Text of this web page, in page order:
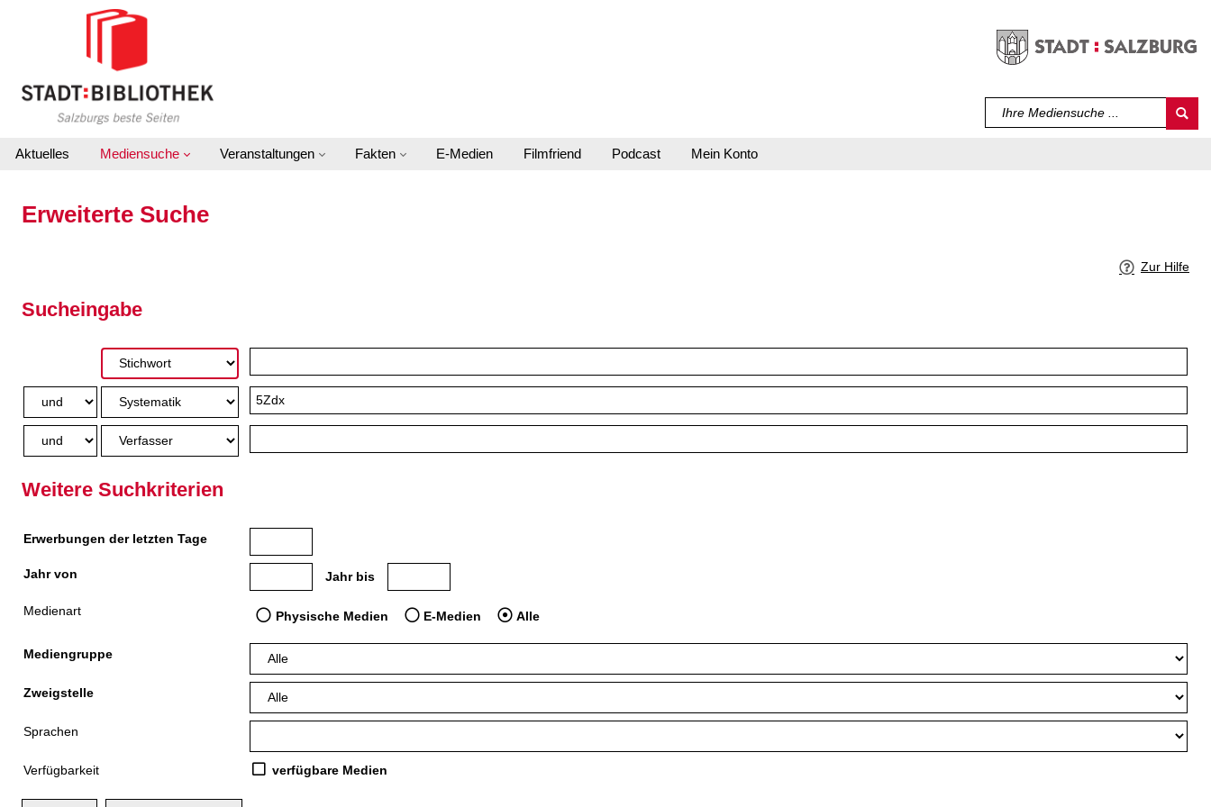
Zur erweiterten Suche springen
Sprache auswählen
Aktuelles Mediensuche Veranstaltungen Fakten E-Medien Filmfriend Podcast Mein Konto
Erweiterte Suche
Zur Hilfe
Sucheingabe
Weitere Suchkriterien
Erwerbungen der letzten Tage
Jahr von Medien anzeigen, die nach dem Jahr veröffentlicht wurden
Jahr bis
Medienart Physische Medien E-Medien Alle
Mediengruppe
Zweigstelle
Sprachen
Verfügbarkeit verfügbare Medien